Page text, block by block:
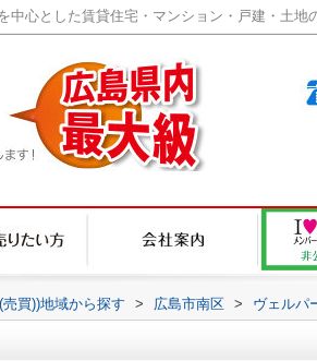
中心とした賃貸住宅・マンション・戸建・土
買))地域から探す > 広島市南区 > ヴェルパ